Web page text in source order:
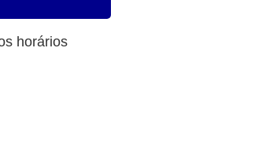
horários